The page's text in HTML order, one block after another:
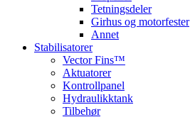
Tetningsdeler
Girhus og motorfester
Annet
Stabilisatorer
Vector Fins™
Aktuatorer
Kontrollpanel
Hydraulikktank
Tilbehør